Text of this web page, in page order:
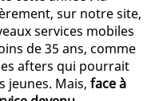
sur notre site,
services mobiles
de 35 ans, comme
afters qui pourrait
jeunes. Mais, face à